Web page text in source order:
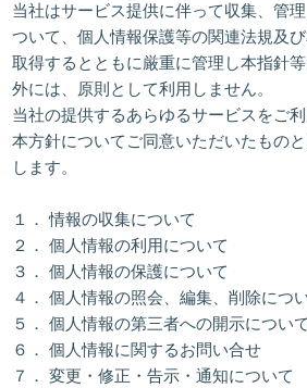
当社はサービス提供に伴って収集、管
ついて、個人情報保護等の関連法規及
取得するとともに厳重に管理し本指針
外には、原則として利用しません。
当社の提供するあらゆるサービスをご利
本方針についてご同意いただいたもの
します。
１．情報の収集について
２．個人情報の利用について
３．個人情報の保護について
４．個人情報の照会、編集、削除につ
５．個人情報の第三者への開示について
６．個人情報に関するお問い合せ
７．変更・修正・告示・通知について